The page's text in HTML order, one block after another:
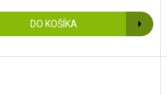
DO KOŠÍKA